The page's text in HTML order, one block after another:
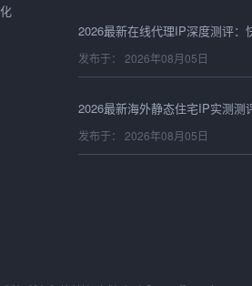
发布于： 2026年08月05日
发布于： 2026年08月05日